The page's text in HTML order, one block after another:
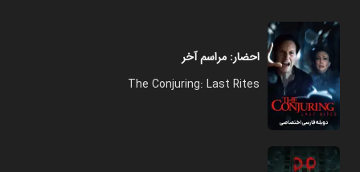
احضار: مراسم آخر
The Conjuring: Last Rites